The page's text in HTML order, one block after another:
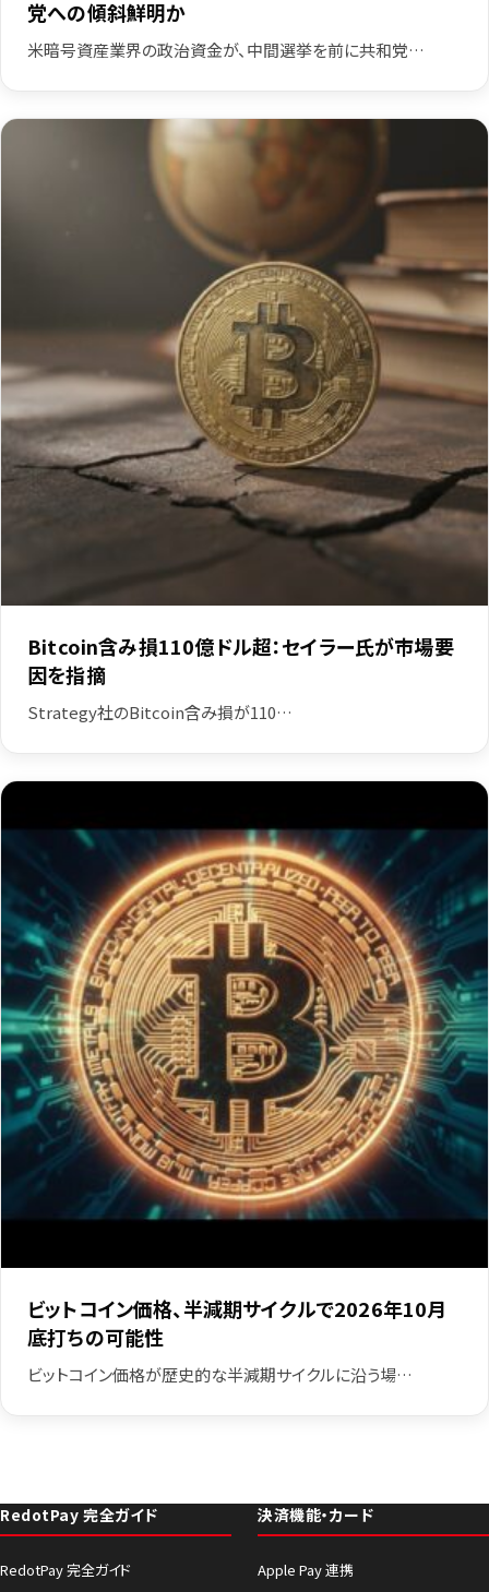
党への傾斜鮮明か
米暗号資産業界の政治資金が、中間選挙を前に共和党…
Bitcoin含み損110億ドル超：セイラー氏が市場要
因を指摘
Strategy社のBitcoin含み損が110…
ビットコイン価格、半減期サイクルで2026年10月
底打ちの可能性
ビットコイン価格が歴史的な半減期サイクルに沿う場…
RedotPay 完全ガイド
RedotPay 完全ガイド
決済機能・カード
Apple Pay 連携